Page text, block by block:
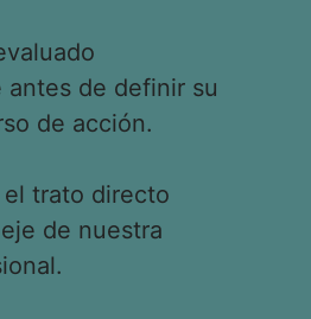
antes de definir su
de acción.
trato directo
de nuestra